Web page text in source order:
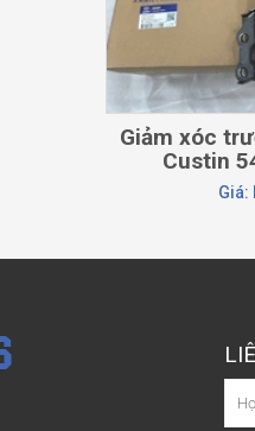
Giảm xóc
Custin
Giá: